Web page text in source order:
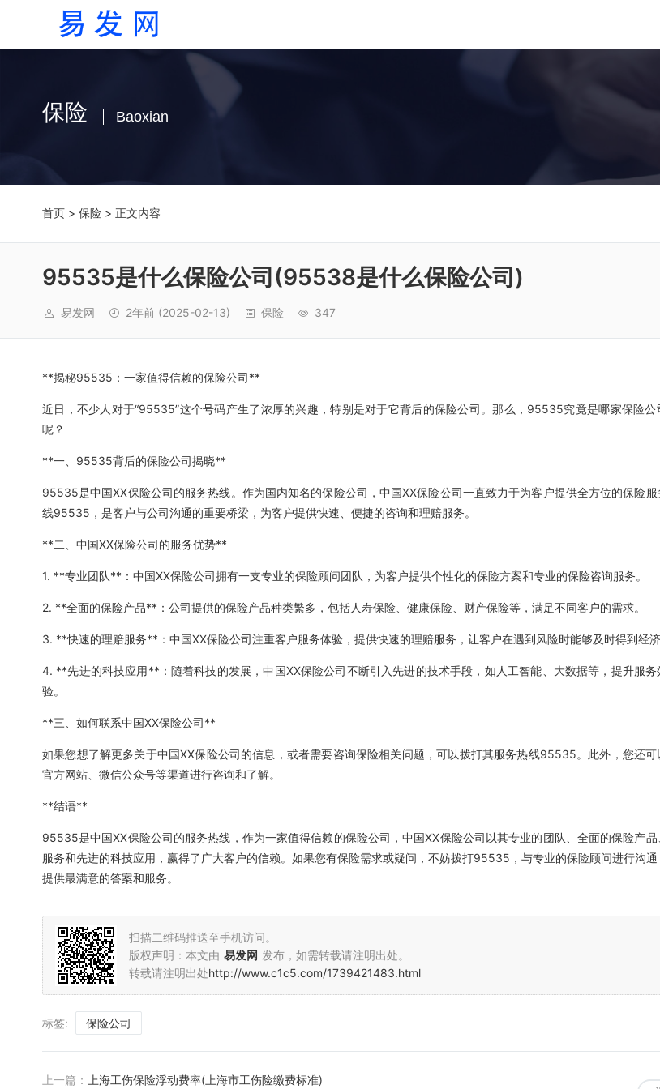
保险 Baoxian
首页 > 保险 > 正文内容
95535是什么保险公司(95538是什么保险公司)
易发网 2年前 (2025-02-13) 保险 347
**揭秘95535：一家值得信赖的保险公司**
近日，不少人对于“95535”这个号码产生了浓厚的兴趣，特别是对于它背后的保险公司。那么，95535究竟是哪家保险公
呢？
**一、95535背后的保险公司揭晓**
95535是中国XX保险公司的服务热线。作为国内知名的保险公司，中国XX保险公司一直致力于为客户提供全方位的保险
线95535，是客户与公司沟通的重要桥梁，为客户提供快速、便捷的咨询和理赔服务。
**二、中国XX保险公司的服务优势**
1. **专业团队**：中国XX保险公司拥有一支专业的保险顾问团队，为客户提供个性化的保险方案和专业的保险咨询服务。
2. **全面的保险产品**：公司提供的保险产品种类繁多，包括人寿保险、健康保险、财产保险等，满足不同客户的需求。
3. **快速的理赔服务**：中国XX保险公司注重客户服务体验，提供快速的理赔服务，让客户在遇到风险时能够及时得到经济
4. **先进的科技应用**：随着科技的发展，中国XX保险公司不断引入先进的技术手段，如人工智能、大数据等，提升服务
验。
**三、如何联系中国XX保险公司**
如果您想了解更多关于中国XX保险公司的信息，或者需要咨询保险相关问题，可以拨打其服务热线95535。此外，您还可
官方网站、微信公众号等渠道进行咨询和了解。
**结语**
95535是中国XX保险公司的服务热线，作为一家值得信赖的保险公司，中国XX保险公司以其专业的团队、全面的保险产
服务和先进的科技应用，赢得了广大客户的信赖。如果您有保险需求或疑问，不妨拨打95535，与专业的保险顾问进行沟
提供最满意的答案和服务。
扫描二维码推送至手机访问。
版权声明：本文由 易发网 发布，如需转载请注明出处。
转载请注明出处http://www.c1c5.com/1739421483.html
标签: 保险公司
上一篇：
上海工伤保险浮动费率(上海市工伤险缴费标准)